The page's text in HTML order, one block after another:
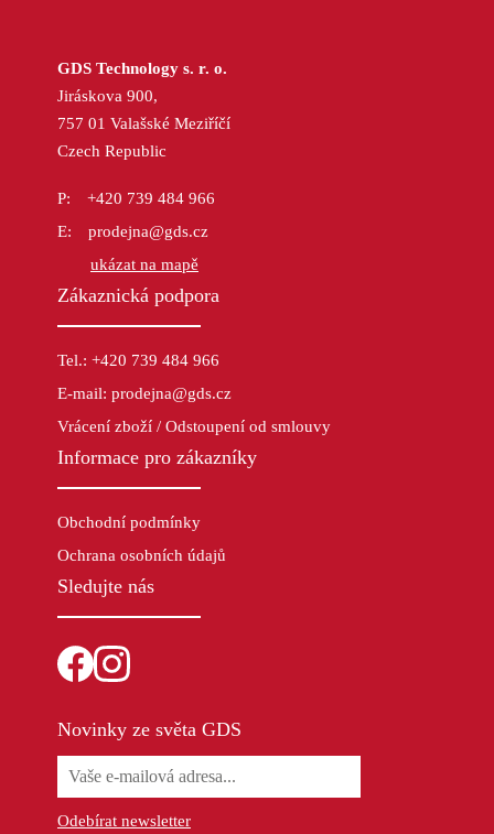
GDS Technology s. r. o.
Jiráskova 900,
757 01 Valašské Meziříčí
Czech Republic
+420 739 484 966
prodejna@gds.cz
ukázat na mapě
Zákaznická podpora
Tel.: +420 739 484 966
E-mail: prodejna@gds.cz
Vrácení zboží / Odstoupení od smlouvy
Informace pro zákazníky
Obchodní podmínky
Ochrana osobních údajů
Sledujte nás
Novinky ze světa GDS
Odebírat newsletter